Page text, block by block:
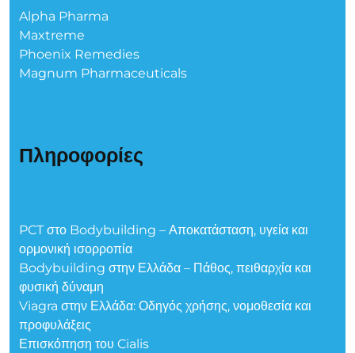
Alpha Pharma
Maxtreme
Phoenix Remedies
Magnum Pharmaceuticals
Πληροφορίες
PCT στο Bodybuilding – Αποκατάσταση, υγεία και
ορμονική ισορροπία
Bodybuilding στην Ελλάδα – Πάθος, πειθαρχία και
φυσική δύναμη
Viagra στην Ελλάδα: Οδηγός χρήσης, νομοθεσία και
προφυλάξεις
Επισκόπηση του Cialis